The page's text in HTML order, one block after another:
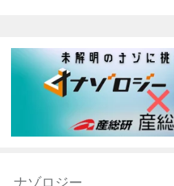
ナゾロジー